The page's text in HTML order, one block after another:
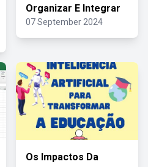
Organizar E Integrar
07 September 2024
Os Impactos Da